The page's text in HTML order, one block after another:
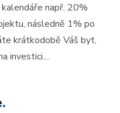
např. 20%
následně 1% po
krátkodobě Váš byt,
investici....
.